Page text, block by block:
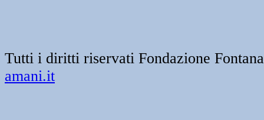
Tutti i diritti riservati Fondazione
amani.it